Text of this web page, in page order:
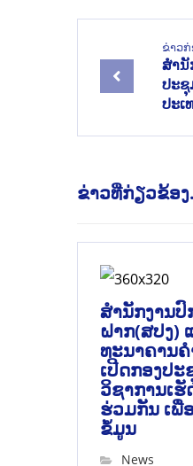
ຂ່າວ
ສໍານັ
ປະຊຸ
ປະເ
ຂ່າວທີ່ກ່ຽວຂ້ອງ
ສຳນັກງານປົ
ຝາກ(ສປງ)
ທະນາຄານຄ
ເປີດກອງປະ
ວິຊາການເ
ຮ່ວມກັນ ເພື່
ຂໍ້ມູນ
News